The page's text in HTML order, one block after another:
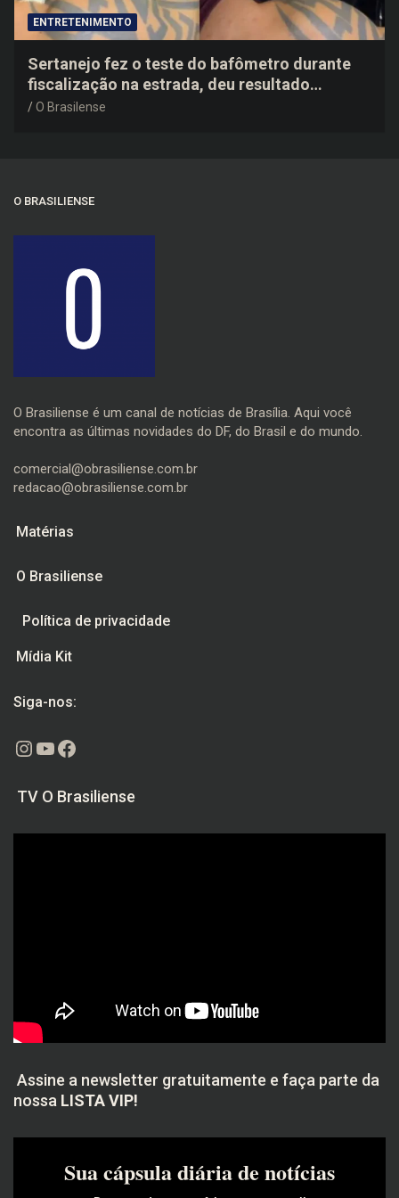
ENTRETENIMENTO
Sertanejo fez o teste do bafômetro durante
fiscalização na estrada, deu resultado
negativo e elogiou o trabalho dos agentes de
O Brasilense
O BRASILIENSE
O Brasiliense é um canal de notícias de Brasília. Aqui você
encontra as últimas novidades do DF, do Brasil e do mundo.
comercial@obrasiliense.com.br
redacao@obrasiliense.com.br
Matérias
O Brasiliense
Política de privacidade
Mídia Kit
Siga-nos:
Instagram
Youtube
Facebook
TV O Brasiliense
Assine a newsletter gratuitamente e faça parte da
nossa LISTA VIP!
Sua cápsula diária de notícias